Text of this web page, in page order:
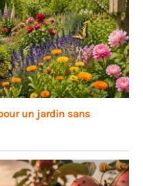
un jardin sans